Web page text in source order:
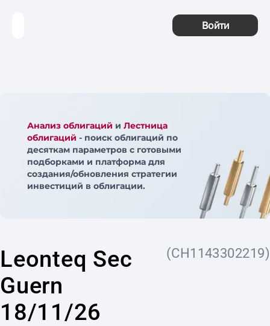
Войти
Анализ облигаций и Лестница
облигаций - поиск облигаций по
десяткам параметров с готовыми
подборками и платформа для
создания/обновления стратегии
инвестиций в облигации.
Leonteq Sec
Guern
18/11/26
(CH1143302219)